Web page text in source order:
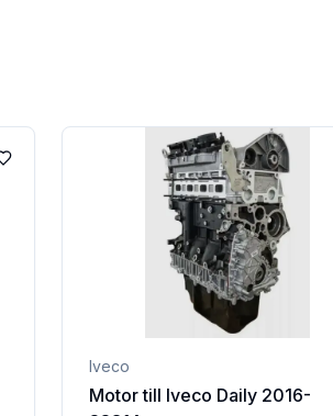
Lägg till i favoriter
Iveco
Motor till Iveco Daily 2016-